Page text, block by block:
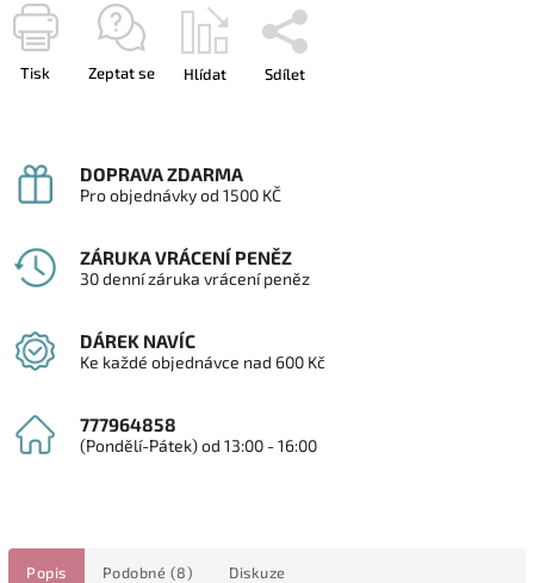
Tisk Zeptat se Hlídat Sdílet
DOPRAVA ZDARMA
Pro objednávky od 1500 KČ
ZÁRUKA VRÁCENÍ PENĚZ
30 denní záruka vrácení peněz
DÁREK NAVÍC
Ke každé objednávce nad 600 Kč
777964858
(Pondělí-Pátek) od 13:00 - 16:00
Popis Podobné (8) Diskuze